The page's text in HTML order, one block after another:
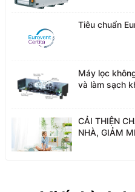
Tiêu chuẩn
Máy lọc
và làm sạch
CẢI THIỆN
NHÀ, GIẢM